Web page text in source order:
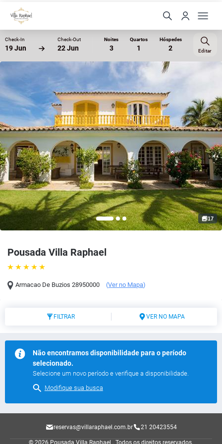
Check-In
19 Jun
Check-Out
22 Jun
Noites
3
Quartos
1
Hóspedes
2 Editar
Pousada Villa Raphael
Armacao De Buzios 28950000 (Ver no Mapa)
17
FILTRAR VER NO MAPA
Não encontramos disponibilidade para o período
selecionado.
Selecione um novo período e verifique a disponibilidade.
Modifique sua busca
reservas@villaraphael.com.br 21 20423554
© 2026 Pousada Villa Raphael . Todos os direitos reservados.